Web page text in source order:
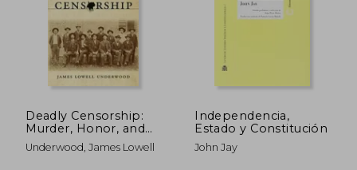
Deadly Censorship:
Murder, Honor, and
Freedom of the Press
(en Inglés)
Underwood, James Lowell
Independencia,
Estado y Constitución
John Jay